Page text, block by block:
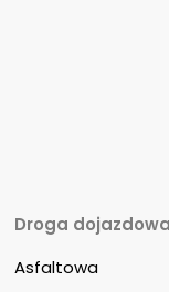
Droga dojazdowa
Asfaltowa